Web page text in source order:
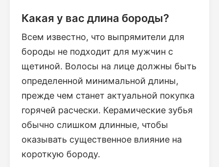
Какая у вас длина бороды?
Всем известно, что выпрямители для
бороды не подходит для мужчин с
щетиной. Волосы на лице должны быть
определенной минимальной длины,
прежде чем станет актуальной покупка
горячей расчески. Керамические зубья
обычно слишком длинные, чтобы
оказывать существенное влияние на
короткую бороду.